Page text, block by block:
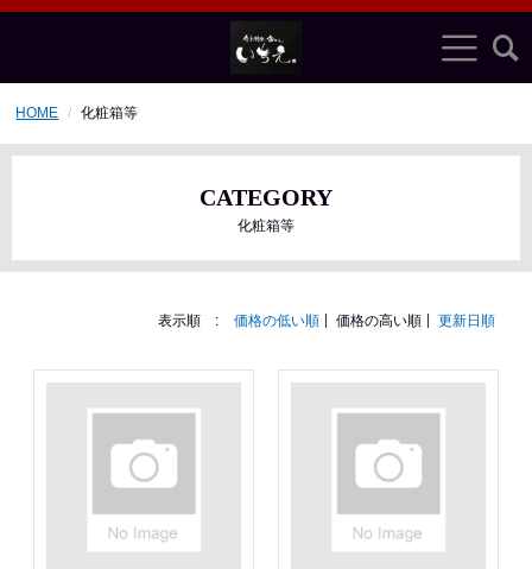
HOME 化粧箱等
CATEGORY
化粧箱等
表示順 : 価格の低い順 価格の高い順 更新日順